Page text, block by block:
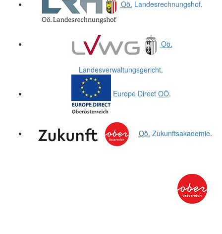
Oö. Landesrechnungshof.
Oö.
Landesverwaltungsgericht.
Europe Direct OÖ.
Oö. Zukunftsakademie.